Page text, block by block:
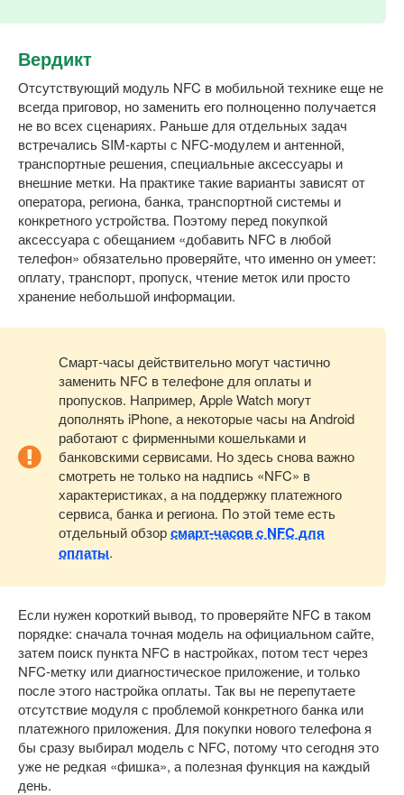
Вердикт
Отсутствующий модуль NFC в мобильной технике еще не
всегда приговор, но заменить его полноценно получается
не во всех сценариях. Раньше для отдельных задач
встречались SIM-карты с NFC-модулем и антенной,
транспортные решения, специальные аксессуары и
внешние метки. На практике такие варианты зависят от
оператора, региона, банка, транспортной системы и
конкретного устройства. Поэтому перед покупкой
аксессуара с обещанием «добавить NFC в любой
телефон» обязательно проверяйте, что именно он умеет:
оплату, транспорт, пропуск, чтение меток или просто
хранение небольшой информации.
Смарт-часы действительно могут частично
заменить NFC в телефоне для оплаты и
пропусков. Например, Apple Watch могут
дополнять iPhone, а некоторые часы на Android
работают с фирменными кошельками и
банковскими сервисами. Но здесь снова важно
смотреть не только на надпись «NFC» в
характеристиках, а на поддержку платежного
сервиса, банка и региона. По этой теме есть
отдельный обзорсмарт-часов с NFC для
оплаты.
Если нужен короткий вывод, то проверяйте NFC в таком
порядке: сначала точная модель на официальном сайте,
затем поиск пункта NFC в настройках, потом тест через
NFC-метку или диагностическое приложение, и только
после этого настройка оплаты. Так вы не перепутаете
отсутствие модуля с проблемой конкретного банка или
платежного приложения. Для покупки нового телефона я
бы сразу выбирал модель с NFC, потому что сегодня это
уже не редкая «фишка», а полезная функция на каждый
день.